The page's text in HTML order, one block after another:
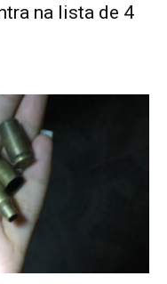
na lista de 4